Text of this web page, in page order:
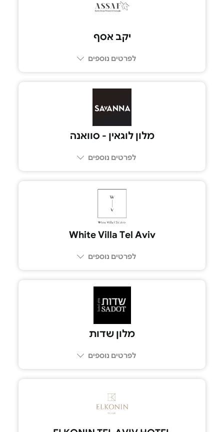
יקב אסף
לפרטים נוספים
מלון לוגאין - סוואנה
לפרטים נוספים
White Villa Tel Aviv
לפרטים נוספים
מלון שדות
לפרטים נוספים